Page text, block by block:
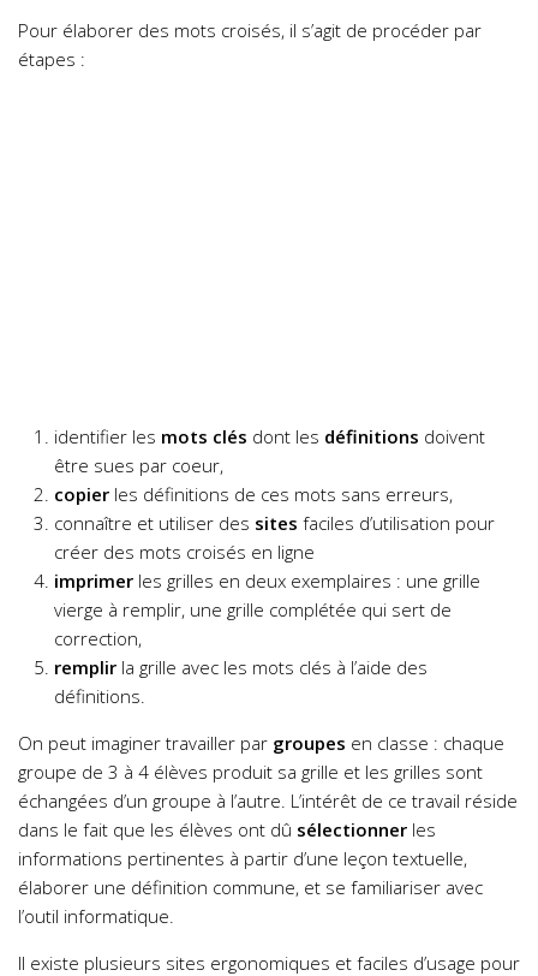
Pour élaborer des mots croisés, il s’agit de procéder par
étapes :
identifier les mots clés dont les définitions doivent
être sues par coeur,
copier les définitions de ces mots sans erreurs,
connaître et utiliser des sites faciles d’utilisation pour
créer des mots croisés en ligne
imprimer les grilles en deux exemplaires : une grille
vierge à remplir, une grille complétée qui sert de
correction,
remplir la grille avec les mots clés à l’aide des
définitions.
On peut imaginer travailler par groupes en classe : chaque
groupe de 3 à 4 élèves produit sa grille et les grilles sont
échangées d’un groupe à l’autre. L’intérêt de ce travail réside
dans le fait que les élèves ont dû sélectionner les
informations pertinentes à partir d’une leçon textuelle,
élaborer une définition commune, et se familiariser avec
l’outil informatique.
Il existe plusieurs sites ergonomiques et faciles d’usage pour